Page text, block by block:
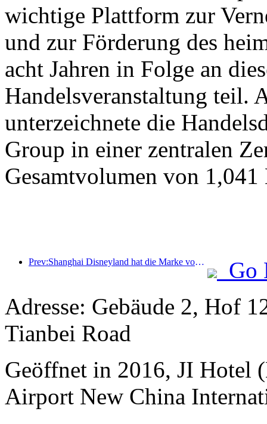
wichtige Plattform zur
und zur Förderung des
acht Jahren in Folge an
Handelsveranstaltung teil.
unterzeichnete die
Group in einer zentralen
Gesamtvolumen von
Prev:Shanghai Disneyland hat die Marke von 100 Millionen Besuchern überschritten und wird um ein viertes Themenhotel erweitert.
Go
Adresse: Gebäude 2, Hof
Tianbei Road
Geöffnet in 2016, JI Hotel
Airport New China